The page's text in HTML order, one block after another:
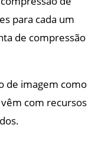
para cada um
de compressão
de imagem como
com recursos